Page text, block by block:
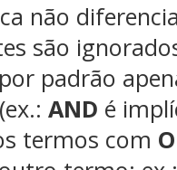
não
são
padrão
AND é
termos com